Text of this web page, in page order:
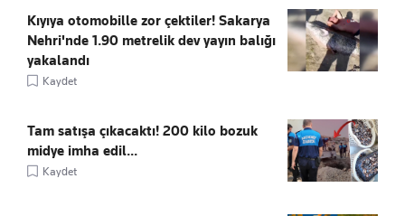
Kıyıya otomobille zor çektiler! Sakarya
Nehri'nde 1.90 metrelik dev yayın balığı
yakalandı
Kaydet
Tam satışa çıkacaktı! 200 kilo bozuk
midye imha edil...
Kaydet